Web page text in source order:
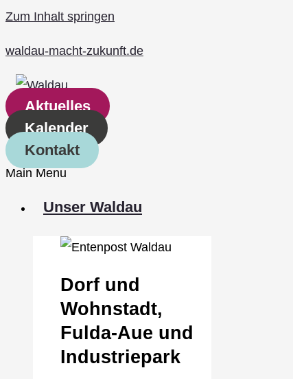
Zum Inhalt springen
waldau-macht-zukunft.de
Aktuelles
Kalender
Kontakt
Main Menu
Unser Waldau
Dorf und
Wohnstadt,
Fulda‐Aue und
Industriepark